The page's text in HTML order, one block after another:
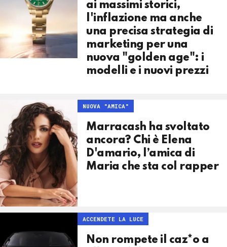
ai massimi storici,
l'inflazione ma anche
una precisa strategia di
marketing per una
nuova "golden age": i
modelli e i nuovi prezzi
NUOVA "AMICA"
Marracash ha svoltato
ancora? Chi è Elena
D'amario, l’amica di
Maria che sta col rapper
ACCENDETE LA LUCE
Non rompete il caz*o a